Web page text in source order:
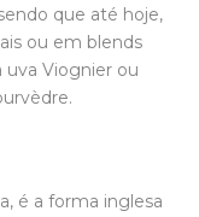
que até hoje,
ou em blends
Viognier ou
é a forma inglesa